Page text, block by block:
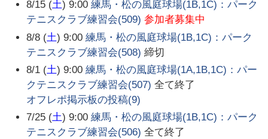
8/15 (土) 9:00 練馬・松の風庭球場(1B,1C)：パーク
テニスクラブ練習会(509) 参加者募集中
8/8 (土) 9:00 練馬・松の風庭球場(1B,1C)：パーク
テニスクラブ練習会(508) 締切
8/1 (土) 9:00 練馬・松の風庭球場(1A,1B,1C)：パー
クテニスクラブ練習会(507) 全て終了
オフレポ掲示板の投稿(9)
7/25 (土) 9:00 練馬・松の風庭球場(1B,1C)：パーク
テニスクラブ練習会(506) 全て終了